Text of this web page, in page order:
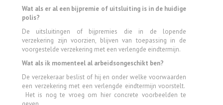
Wat als er al een bijpremie of uitsluiting is in de huidige
polis?
De uitsluitingen of bijpremies die in de lopende
verzekering zijn voorzien, blijven van toepassing in de
voorgestelde verzekering met een verlengde eindtermijn.
Wat als ik momenteel al arbeidsongeschikt ben?
De verzekeraar beslist of hij en onder welke voorwaarden
een verzekering met een verlengde eindtermijn voorstelt.
Het is nog te vroeg om hier concrete voorbeelden te